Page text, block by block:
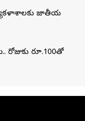
జాతీయ
రోజుకు రూ.100తో